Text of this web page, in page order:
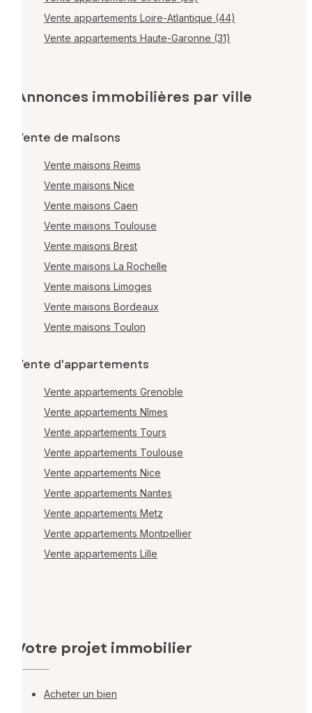
Vente appartements Loire-Atlantique (44)
Vente appartements Haute-Garonne (31)
Annonces immobilières par ville
Vente de maisons
Vente maisons Reims
Vente maisons Nice
Vente maisons Caen
Vente maisons Toulouse
Vente maisons Brest
Vente maisons La Rochelle
Vente maisons Limoges
Vente maisons Bordeaux
Vente maisons Toulon
Vente d'appartements
Vente appartements Grenoble
Vente appartements Nîmes
Vente appartements Tours
Vente appartements Toulouse
Vente appartements Nice
Vente appartements Nantes
Vente appartements Metz
Vente appartements Montpellier
Vente appartements Lille
Votre projet immobilier
Acheter un bien